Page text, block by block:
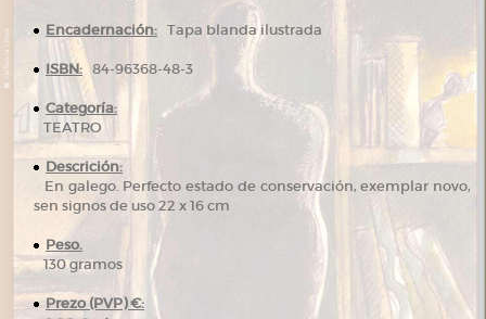
Encadernación: Tapa blanda ilustrada
ISBN: 84-96368-48-3
Categoría:
TEATRO
Descrición:
En galego. Perfecto estado de conservación, exemplar novo,
sen signos de uso 22 x 16 cm
Peso.
130 gramos
Prezo (PVP) €: